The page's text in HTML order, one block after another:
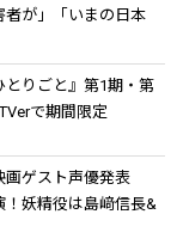
が」「いまの日本
とりごと』第1期・第
で期間限定
画ゲスト声優発表
！妖精役は島﨑信長&